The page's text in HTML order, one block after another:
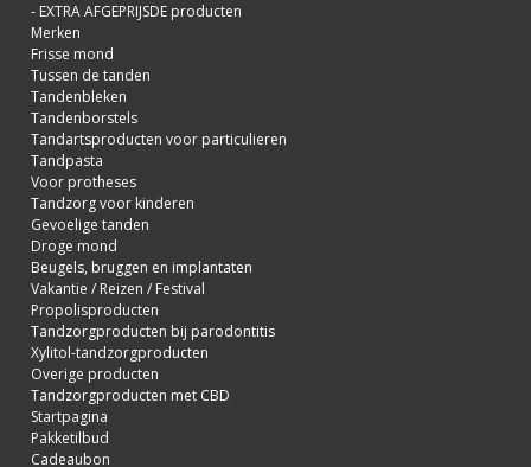
- EXTRA AFGEPRIJSDE producten
Merken
Frisse mond
Tussen de tanden
Tandenbleken
Tandenborstels
Tandartsproducten voor particulieren
Tandpasta
Voor protheses
Tandzorg voor kinderen
Gevoelige tanden
Droge mond
Beugels, bruggen en implantaten
Vakantie / Reizen / Festival
Propolisproducten
Tandzorgproducten bij parodontitis
Xylitol-tandzorgproducten
Overige producten
Tandzorgproducten met CBD
Startpagina
Pakketilbud
Cadeaubon